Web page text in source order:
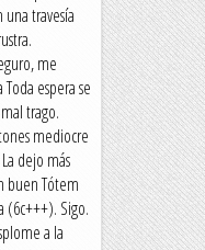
travesía
me
espera se
trago.
mediocre
dejo más
buen Tótem
(6c+++). Sigo.
a la